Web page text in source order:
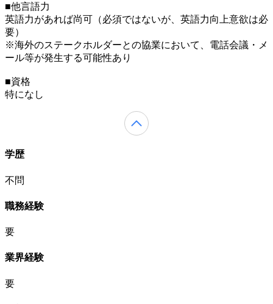
■他言語力
英語力があれば尚可（必須ではないが、英語力向上意欲は必
要）
※海外のステークホルダーとの協業において、電話会議・メ
ール等が発生する可能性あり
■資格
特になし
学歴
不問
職務経験
要
業界経験
要